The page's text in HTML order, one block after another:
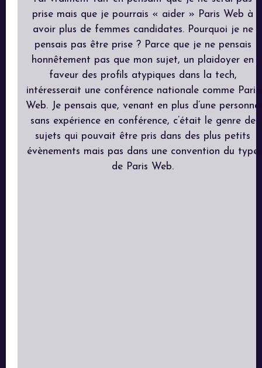
prise mais que je pourrais « aider » Paris Web à
avoir plus de femmes candidates. Pourquoi je ne
pensais pas être prise ? Parce que je ne pensais
honnêtement pas que mon sujet, un plaidoyer en
faveur des profils atypiques dans la tech,
intéresserait une conférence nationale comme Paris
Web. Je pensais que, venant en plus d’une personne
sans expérience en conférence, c’était le genre de
sujets qui pouvait être pris dans des plus petits
évènements mais pas dans une convention du type
de Paris Web.